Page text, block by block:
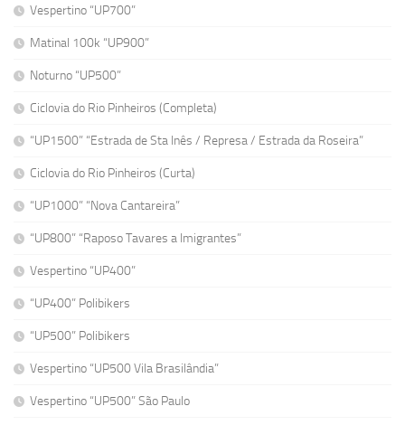
Vespertino “UP700”
Matinal 100k “UP900”
Noturno “UP500”
Ciclovia do Rio Pinheiros (Completa)
“UP1500” “Estrada de Sta Inês / Represa / Estrada da Roseira”
Ciclovia do Rio Pinheiros (Curta)
“UP1000” “Nova Cantareira”
“UP800” “Raposo Tavares a Imigrantes”
Vespertino “UP400”
“UP400” Polibikers
“UP500” Polibikers
Vespertino “UP500 Vila Brasilândia”
Vespertino “UP500” São Paulo